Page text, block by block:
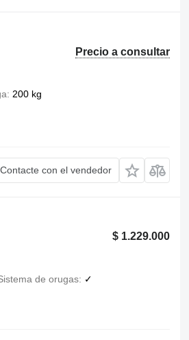
Precio a consultar
200 kg
Contacte con el vendedor
$ 1.229.000
de orugas
✓